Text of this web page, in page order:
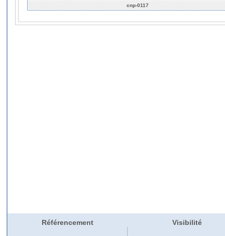
cnp-0117
Référencement Visibilité